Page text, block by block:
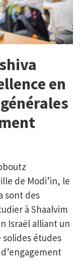
en
de Modi’in, le
sont des
à Shaalvim
Israël alliant un
solides études